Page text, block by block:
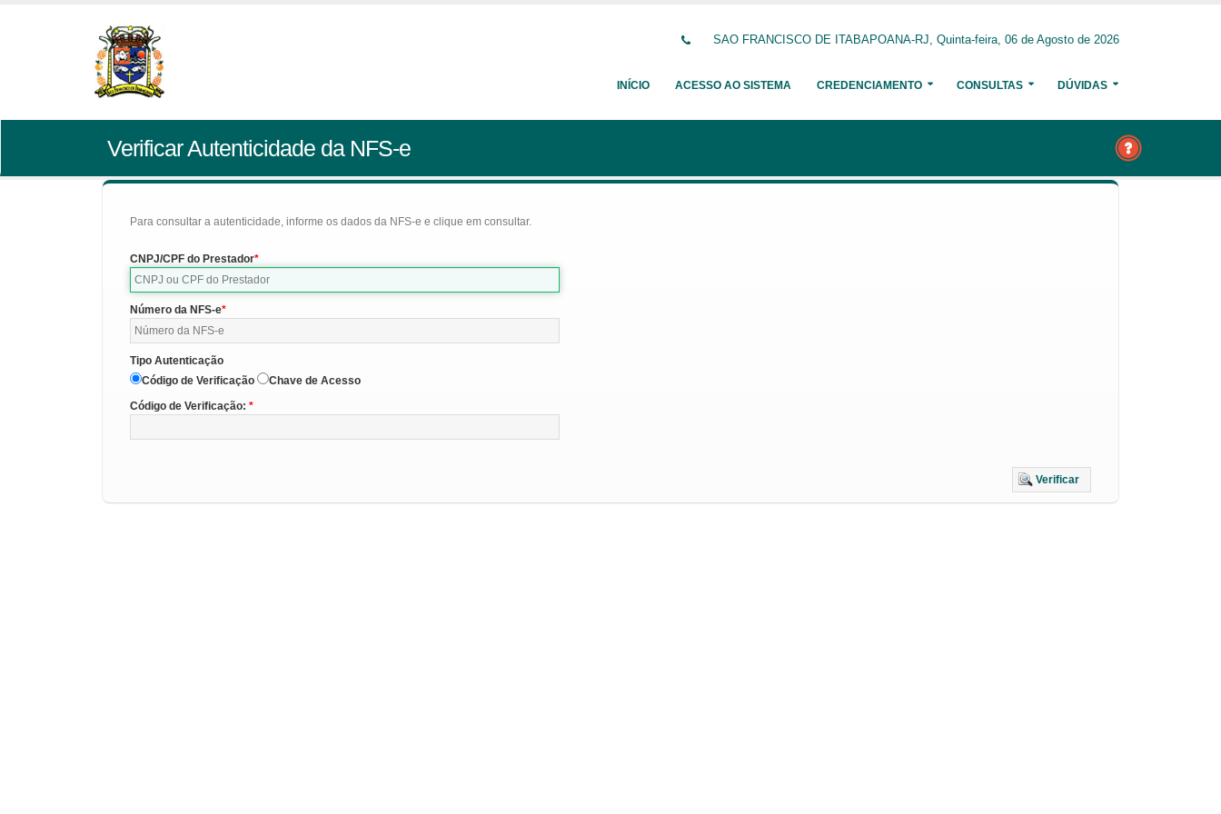
SAO FRANCISCO DE ITABAPOANA-RJ, Quinta-feira, 06 de Agosto de 2026
INÍCIO ACESSO AO SISTEMA CREDENCIAMENTO CONSULTAS DÚVIDAS
Verificar Autenticidade da NFS-e
Para consultar a autenticidade, informe os dados da NFS-e e clique em consultar.
CNPJ/CPF do Prestador
Número da NFS-e
Tipo Autenticação
Código de Verificação
Chave de Acesso
Código de Verificação:
Verificar